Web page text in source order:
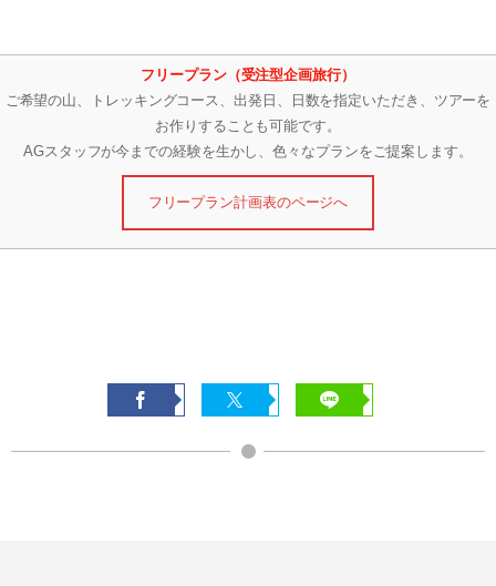
フリープラン（受注型企画旅行）
ご希望の山、トレッキングコース、出発日、日数を指定いただき、ツアーを
お作りすることも可能です。
AGスタッフが今までの経験を生かし、色々なプランをご提案します。
フリープラン計画表のページへ